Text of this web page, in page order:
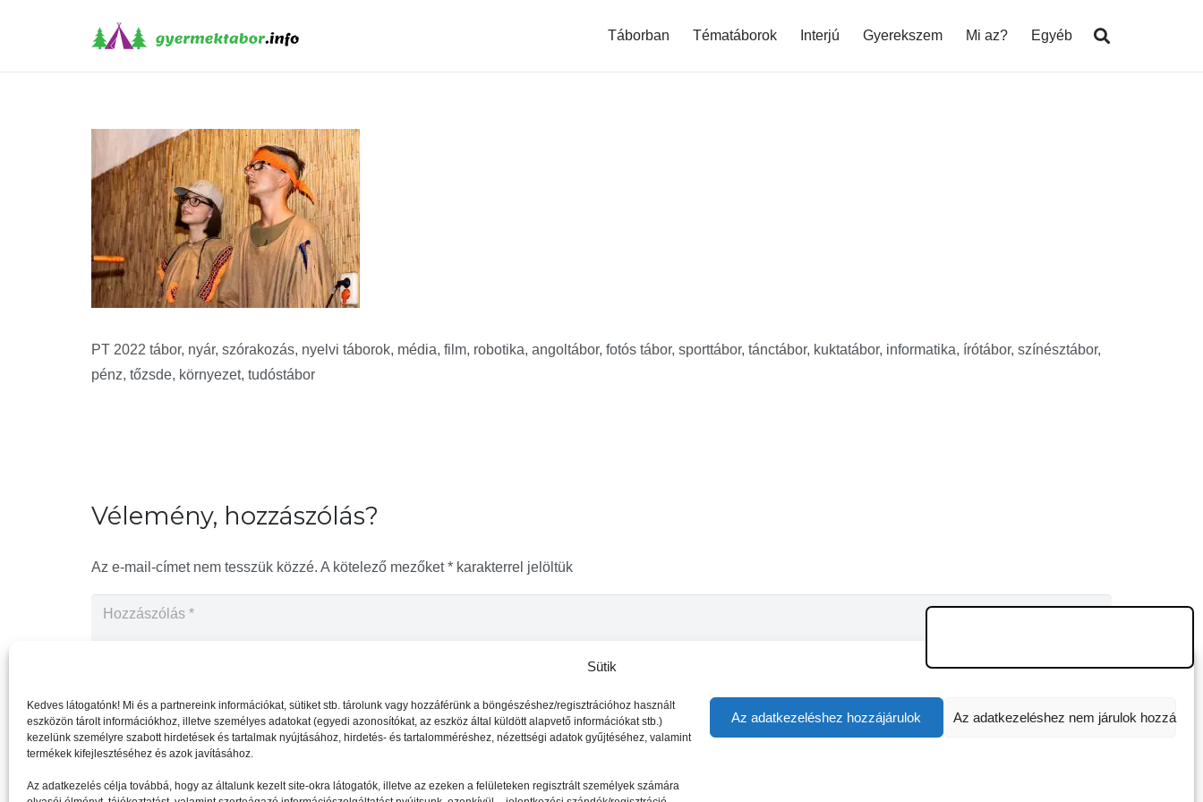
Sütik
Kedves látogatónk! Mi és a partnereink információkat, sütiket stb. tárolunk vagy hozzáférünk a böngészéshez/regisztrációhoz használt
eszközön tárolt információkhoz, illetve személyes adatokat (egyedi azonosítókat, az eszköz által küldött alapvető információkat stb.)
kezelünk személyre szabott hirdetések és tartalmak nyújtásához, hirdetés- és tartalomméréshez, nézettségi adatok gyűjtéséhez, valamint
termékek kifejlesztéséhez és azok javításához.
Az adatkezelés célja továbbá, hogy az általunk kezelt site-okra látogatók, illetve az ezeken a felületeken regisztrált személyek számára
Az adatkezeléshez hozzájárulok Az adatkezeléshez nem járulok hozzá
Táborban Tématáborok Interjú Gyerekszem Mi az? Egyéb
PT 2022 tábor, nyár, szórakozás, nyelvi táborok, média, film, robotika, angoltábor, fotós tábor, sporttábor, tánctábor, kuktatábor, informatika, írótábor, színésztábor,
pénz, tőzsde, környezet, tudóstábor
Vélemény, hozzászólás?
Az e-mail-címet nem tesszük közzé. A kötelező mezőket* karakterrel jelöltük